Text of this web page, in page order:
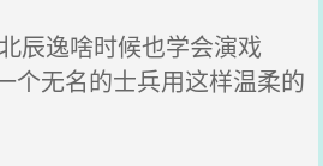
辰逸啥时候也学会演戏
个无名的士兵用这样温柔的